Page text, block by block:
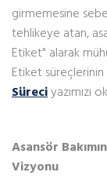
girmemesine
tehlikeye atan,
Etiket" alarak
Etiket
Süreciyazımızı
Asansör
Vizyonu